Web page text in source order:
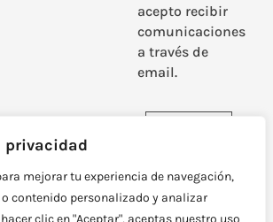
privacidad
mejorar tu experiencia de navegación,
contenido personalizado y analizar
clic en "Aceptar", aceptas nuestro uso
acepto recibir
comunicaciones
a través de
email.